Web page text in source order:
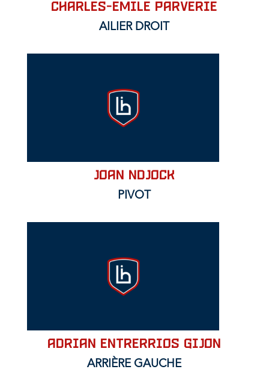
CHARLES-EMILE PARVERIE
AILIER DROIT
JOAN NDJOCK
PIVOT
ADRIAN ENTRERRIOS GIJON
ARRIÈRE GAUCHE